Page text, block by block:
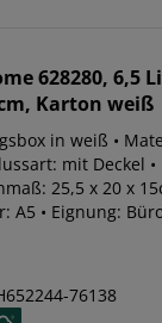
628280, 6,5
Karton weiß
in weiß •
mit Deckel •
25,5 x 20 x
A5 • Eignung:
76138